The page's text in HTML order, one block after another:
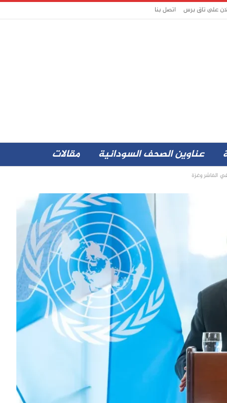
على تاق برس اتصل بنا
عناوين الصحف السودانية مقالات
الفاشر وغزة